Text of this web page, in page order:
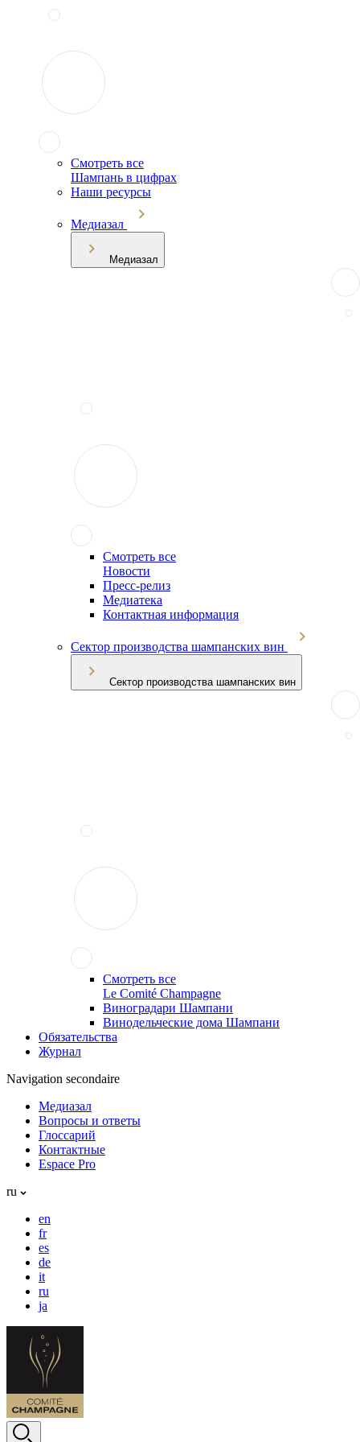
Смотреть все
Шампань в цифрах
Наши ресурсы
Медиазал
Медиазал
Смотреть все
Новости
Пресс-релиз
Медиатека
Контактная информация
Сектор производства шампанских вин
Сектор производства шампанских вин
Смотреть все
Le Comité Champagne
Виноградари Шампани
Винодельческие дома Шампани
Обязательства
Журнал
Navigation secondaire
Медиазал
Вопросы и ответы
Глоссарий
Контактные
Espace Pro
ru
en
fr
es
de
it
ru
ja